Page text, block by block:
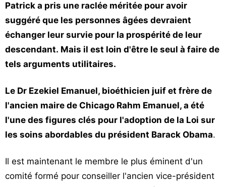
Patrick a pris une raclée méritée pour avoir
suggéré que les personnes âgées devraient
échanger leur survie pour la prospérité de leur
descendant. Mais il est loin d'être le seul à faire de
tels arguments utilitaires.
Le Dr Ezekiel Emanuel, bioéthicien juif et frère de
l'ancien maire de Chicago Rahm Emanuel, a été
l'une des figures clés pour l'adoption de la Loi sur
les soins abordables du président Barack Obama.
Il est maintenant le membre le plus éminent d'un
comité formé pour conseiller l'ancien vice-président